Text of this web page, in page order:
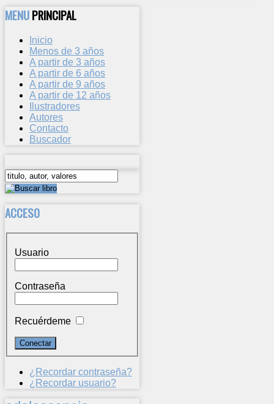
MENUPRINCIPAL
Inicio
Menos de 3 años
A partir de 3 años
A partir de 6 años
A partir de 9 años
A partir de 12 años
Ilustradores
Autores
Contacto
Buscador
ACCESO
Usuario
Contraseña
Recuérdeme
¿Recordar contraseña?
¿Recordar usuario?